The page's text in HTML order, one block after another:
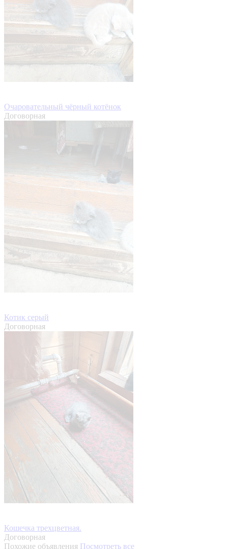
Очаровательный чёрный котёнок
Договорная
Котик серый
Договорная
Кошечка трехцветная.
Договорная
Похожие объявления Посмотреть все